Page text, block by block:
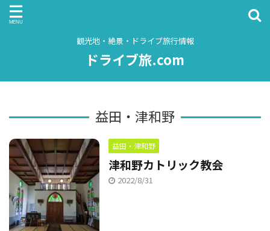
観光地・絶景・ドライブ旅行情報
ドライブ旅.com
益田・津和野
益田・津和野
津和野カトリック教会
2022/8/31